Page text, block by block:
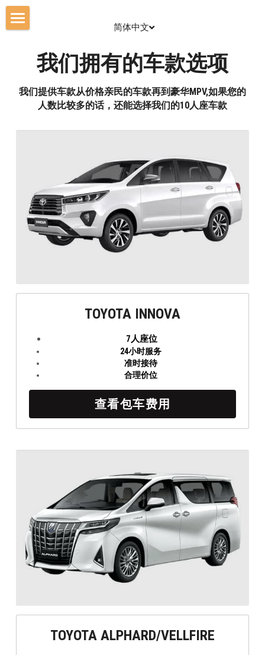
简体中文
价钱表
立即预定
简体中文
简体中文
ENGLISH
我们拥有的车款选项
我们提供车款从价格亲民的车款再到豪华MPV,如果您的
人数比较多的话，还能选择我们的10人座车款
TOYOTA INNOVA
7人座位
24小时服务
准时接待
合理价位
查看包车费用
TOYOTA ALPHARD/VELLFIRE